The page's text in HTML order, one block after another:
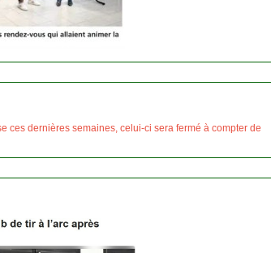
ces dernières semaines, celui-ci sera fermé à compter de